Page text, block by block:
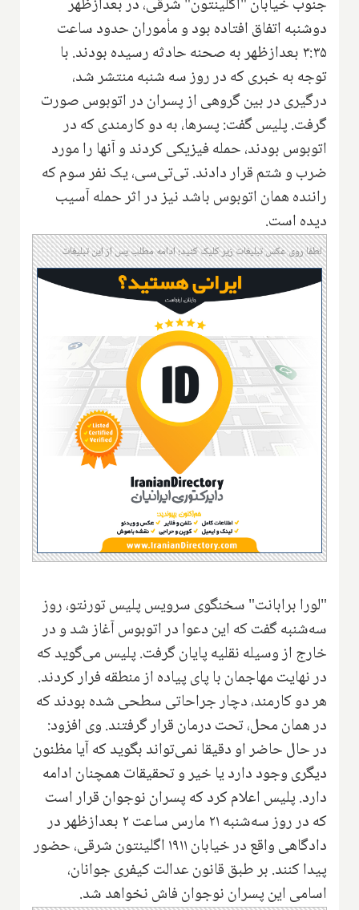
جنوب خیابان "اگلینتون" شرقی، در بعدازظهر
دوشنبه اتفاق افتاده بود و مأموران حدود ساعت
۳:۳۵ بعدازظهر به صحنه حادثه رسیده بودند. با
توجه به خبری که در روز سه شنبه منتشر شد،
درگیری در بین گروهی از پسران در اتوبوس صورت
گرفت. پلیس گفت: پسرها، به دو کارمندی که در
اتوبوس بودند، حمله فیزیکی کردند و آنها را مورد
ضرب و شتم قرار دادند. تی‌تی‌سی، یک نفر سوم که
راننده همان اتوبوس باشد نیز در اثر حمله آسیب
دیده است.
لطفا روی عکس تبلیغات زیر کلیک کنید؛ ادامه مطلب پس از این تبلیغات
"لورا برابانت" سخنگوی سرویس پلیس تورنتو، روز
سه‌شنبه گفت که این دعوا در اتوبوس آغاز شد و در
خارج از وسیله نقلیه پایان گرفت. پلیس می‌گوید که
در نهایت مهاجمان با پای پیاده از منطقه فرار کردند.
هر دو کارمند، دچار جراحاتی سطحی شده بودند که
در همان محل، تحت درمان قرار گرفتند. وی افزود:
در حال حاضر او دقیقا نمی‌تواند بگوید که آیا مظنون
دیگری وجود دارد یا خیر و تحقیقات همچنان ادامه
دارد. پلیس اعلام کرد که پسران نوجوان قرار است
که در روز سه‌شنبه ۲۱ مارس ساعت ۲ بعدازظهر در
دادگاهی واقع در خیابان ۱۹۱۱ اگلینتون شرقی، حضور
پیدا کنند. بر طبق قانون عدالت کیفری جوانان،
اسامی این پسران نوجوان فاش نخواهد شد.